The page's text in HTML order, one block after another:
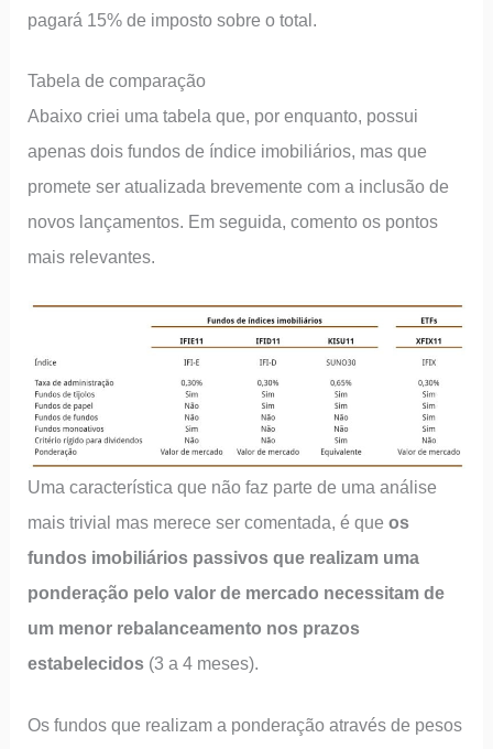
pagará 15% de imposto sobre o total.
Tabela de comparação
Abaixo criei uma tabela que, por enquanto, possui
apenas dois fundos de índice imobiliários, mas que
promete ser atualizada brevemente com a inclusão de
novos lançamentos. Em seguida, comento os pontos
mais relevantes.
Uma característica que não faz parte de uma análise
mais trivial mas merece ser comentada, é queos
fundos imobiliários passivos que realizam uma
ponderação pelo valor de mercado necessitam de
um menor rebalanceamento nos prazos
estabelecidos (3 a 4 meses).
Os fundos que realizam a ponderação através de pesos